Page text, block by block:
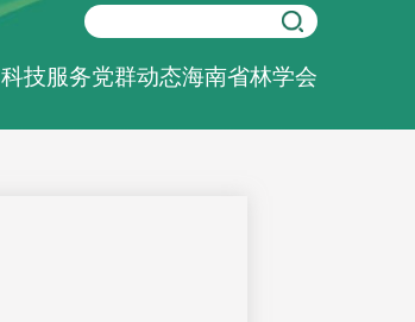
科技服务党群动态海南省林学会